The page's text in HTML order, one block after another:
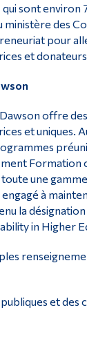
qui sont
des
pour
et
offre
et uniques.
Formation
une
engagé à
la
in Higher
et des